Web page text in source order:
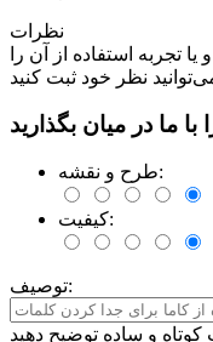
نظرات
تجربه استفاده از آن را
طرح و نقشه:
کیفیت:
توصیف: